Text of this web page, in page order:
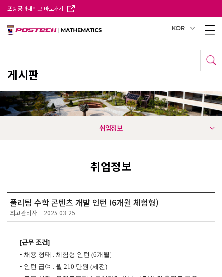
포항공과대학교 바로가기
KOR
게시판
취업정보
취업정보
풀리팀 수학 콘텐츠 개발 인턴 (6개월 체험형)
최고관리자 2025-03-25
[근무 조건]
• 채용 형태 : 체험형 인턴 (6개월)
• 인턴 급여 : 월 210 만원 (세전)